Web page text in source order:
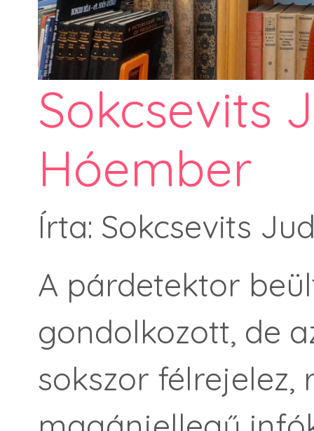
Sokcsevits
Hóember
Írta: Sokcsevits
A párdetektor
gondolkozott, de
sokszor